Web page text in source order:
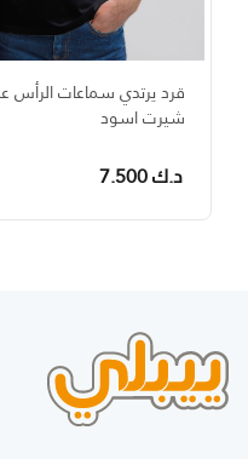
قرد يرتدي سماعات
شيرت اسود
د.ك 7.500